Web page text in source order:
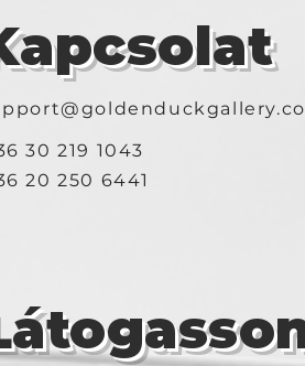
30 219 1043
20 250 6441